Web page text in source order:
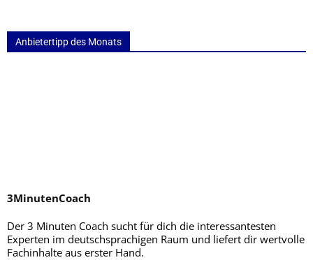
Anbietertipp des Monats
3MinutenCoach
Der 3 Minuten Coach sucht für dich die interessantesten
Experten im deutschsprachigen Raum und liefert dir wertvolle
Fachinhalte aus erster Hand.